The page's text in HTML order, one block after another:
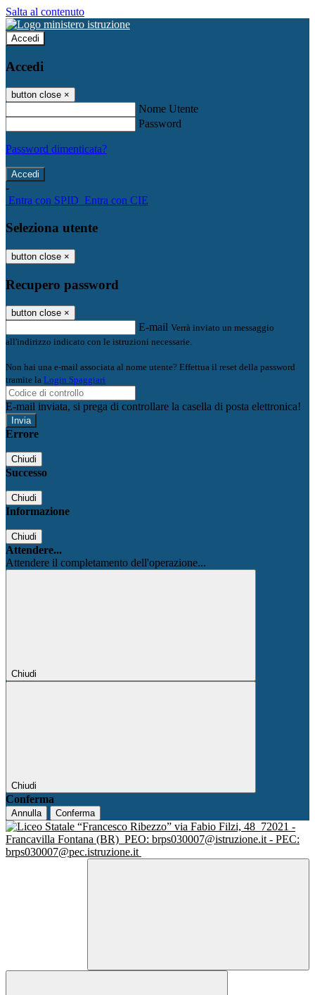
Salta al contenuto
Accedi
Accedi
button close ×
Nome Utente
Password
Password dimenticata?
-
Entra con SPID Entra con CIE
Seleziona utente
button close ×
Recupero password
button close ×
E-mail Verrà inviato un messaggio
all'indirizzo indicato con le istruzioni necessarie.
Non hai una e-mail associata al nome utente? Effettua il reset della password
tramite la Login Spaggiari
E-mail inviata, si prega di controllare la casella di posta elettronica!
Errore
Chiudi
Successo
Chiudi
Informazione
Chiudi
Attendere...
Attendere il completamento dell'operazione...
Chiudi
Chiudi
Conferma
Annulla Conferma
via Fabio Filzi, 48 72021 -
Francavilla Fontana (BR) PEO: brps030007@istruzione.it - PEC:
brps030007@pec.istruzione.it